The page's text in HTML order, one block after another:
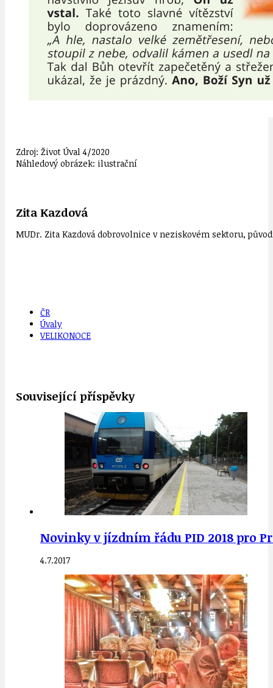
Zdroj: Život Úval 4/2020
Náhledový obrázek: ilustrační
Zita Kazdová
MUDr. Zita Kazdová dobrovolnice v neziskovém sektoru,
ČR
Úvaly
VELIKONOCE
Související příspěvky
Novinky v jízdním řádu PID 2018 pro
4.7.2017